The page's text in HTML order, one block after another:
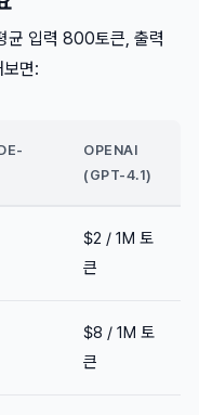
균 입력 800토큰, 출력
면:
OPENAI
(GPT-4.1)
$2 / 1M 토
큰
$8 / 1M 토
큰